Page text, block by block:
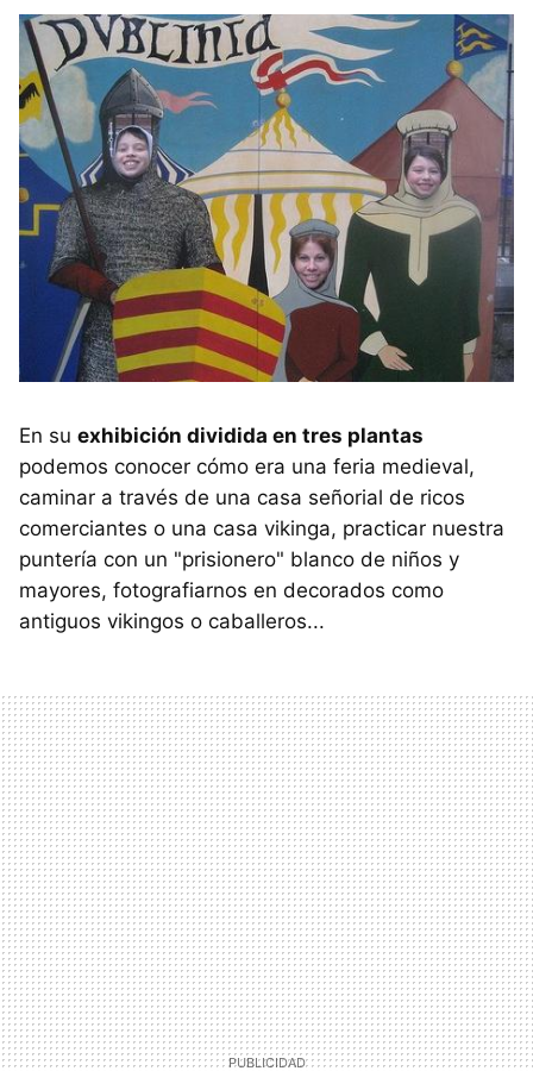
En su exhibición dividida en tres plantas
podemos conocer cómo era una feria medieval,
caminar a través de una casa señorial de ricos
comerciantes o una casa vikinga, practicar nuestra
puntería con un "prisionero" blanco de niños y
mayores, fotografiarnos en decorados como
antiguos vikingos o caballeros...